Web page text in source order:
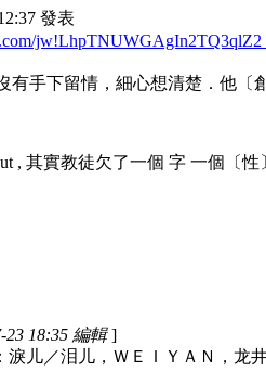
發表
有手下留情，細心想清楚．他〔
, 其實教徒欠了一個 字 一個〔性
23 18:35 編輯]
淚儿／泪儿，ＷＥＩＹＡＮ，